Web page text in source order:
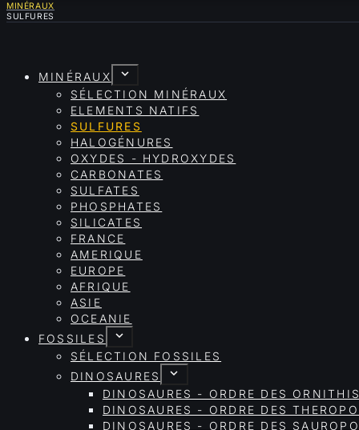
MINÉRAUX
SULFURES
MINÉRAUX
SÉLECTION MINÉRAUX
ELEMENTS NATIFS
SULFURES
HALOGÉNURES
OXYDES - HYDROXYDES
CARBONATES
SULFATES
PHOSPHATES
SILICATES
FRANCE
AMERIQUE
EUROPE
AFRIQUE
ASIE
OCEANIE
FOSSILES
SÉLECTION FOSSILES
DINOSAURES
DINOSAURES - ORDRE DES
DINOSAURES - ORDRE DES
DINOSAURES - ORDRE DES